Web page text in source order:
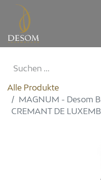
Alle Produkte
MAGNUM - Desom
CREMANT DE